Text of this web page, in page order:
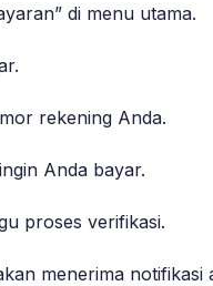
di menu utama.
rekening Anda.
Anda bayar.
proses verifikasi.
menerima notifikasi